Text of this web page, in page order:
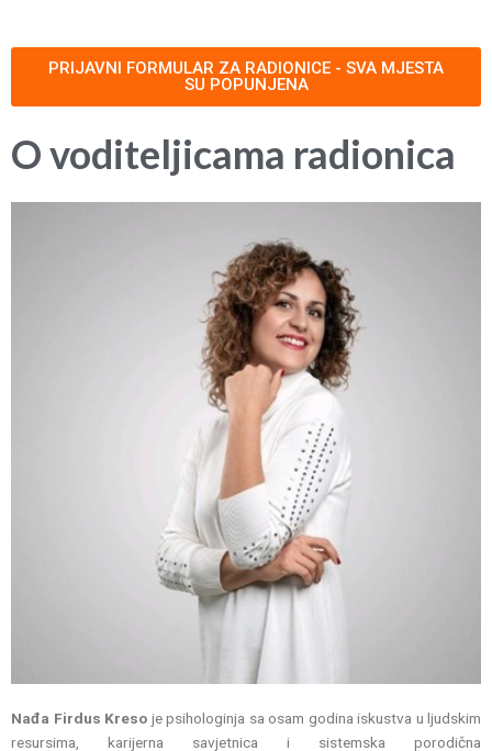
PRIJAVNI FORMULAR ZA RADIONICE - SVA MJESTA
SU POPUNJENA
O voditeljicama radionica
Nađa Firdus Kreso je psihologinja sa osam godina iskustva u ljudskim
resursima, karijerna savjetnica i sistemska porodična